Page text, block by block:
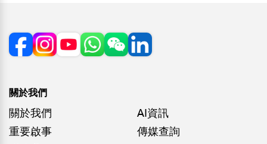
關於我們
關於我們
AI資訊
重要啟事
傳媒查詢